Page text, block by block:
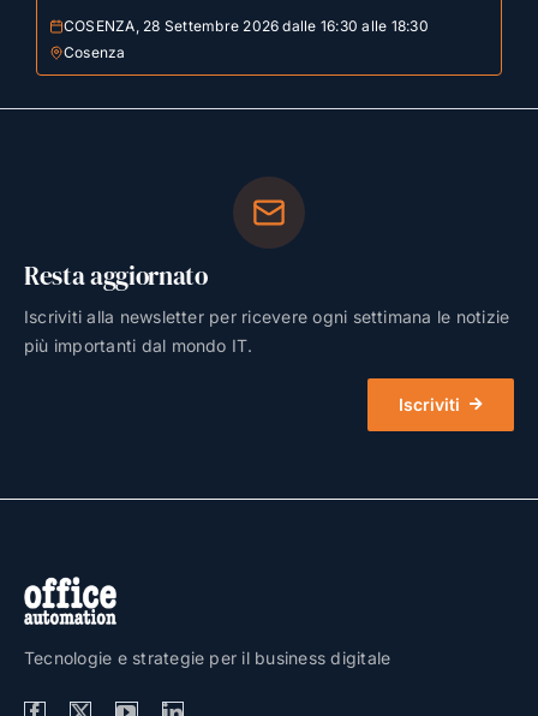
COSENZA, 28 Settembre 2026 dalle 16:30 alle 18:30
Cosenza
Resta aggiornato
Iscriviti alla newsletter per ricevere ogni settimana le notizie
più importanti dal mondo IT.
Iscriviti
Tecnologie e strategie per il business digitale